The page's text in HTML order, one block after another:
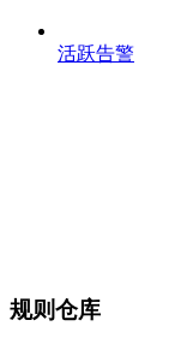
活跃告警
规则仓库